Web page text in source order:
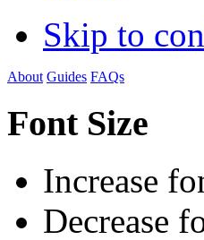
Skip to
About Guides FAQs
Font Size
Increase
Decrease